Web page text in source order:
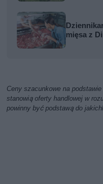
mięsa z
Ceny szacunkowe na
stanowią oferty handlowej w
powinny być podstawą do